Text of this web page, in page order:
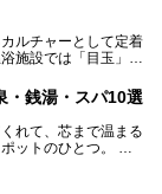
中心に、広島のおす
ルチャーとして定着
施設では「目玉」と
ウナは、リフレッシ
美容にも良い影響が
だわった、広島県内
介させていただき
・銭湯・スパ10選
れて、芯まで温まる
ットのひとつ。